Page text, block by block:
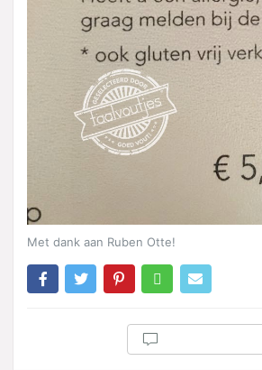
Met dank aan Ruben Otte!